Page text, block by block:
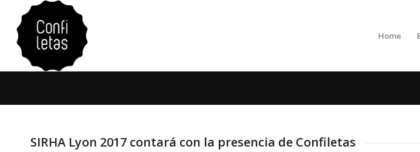
Home
SIRHA Lyon 2017 contará con la presencia de Confiletas